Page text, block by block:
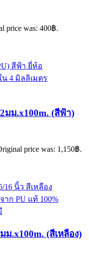
price was: 400฿.
มม.x100m. (สีฟ้า)
price was: 1,150฿.
.x100m. (สีเหลือง)